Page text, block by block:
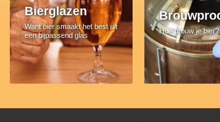
Bierglazen
Want bier smaakt het best uit
een bijpassend glas
Hoe brouw je bier?